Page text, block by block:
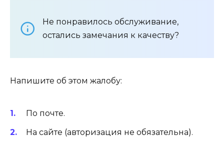
Не понравилось обслуживание,
остались замечания к качеству?
Напишите об этом жалобу:
По почте.
На сайте (авторизация не обязательна).